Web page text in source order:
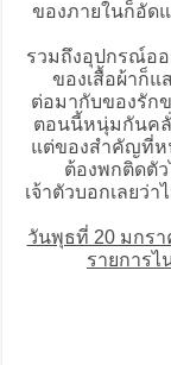
ของภายในก็อัด
รวมถึงอุปกรณ์อ
ของเสื้อผ้าก็แ
ต่อมากับของรัก
ตอนนี้หนุ่มกันคลั่
แต่ของสำคัญที่ห
ต้องพกติดตั
เจ้าตัวบอกเลยว่
วันพุธที่ 20 มกรา
รายการไ